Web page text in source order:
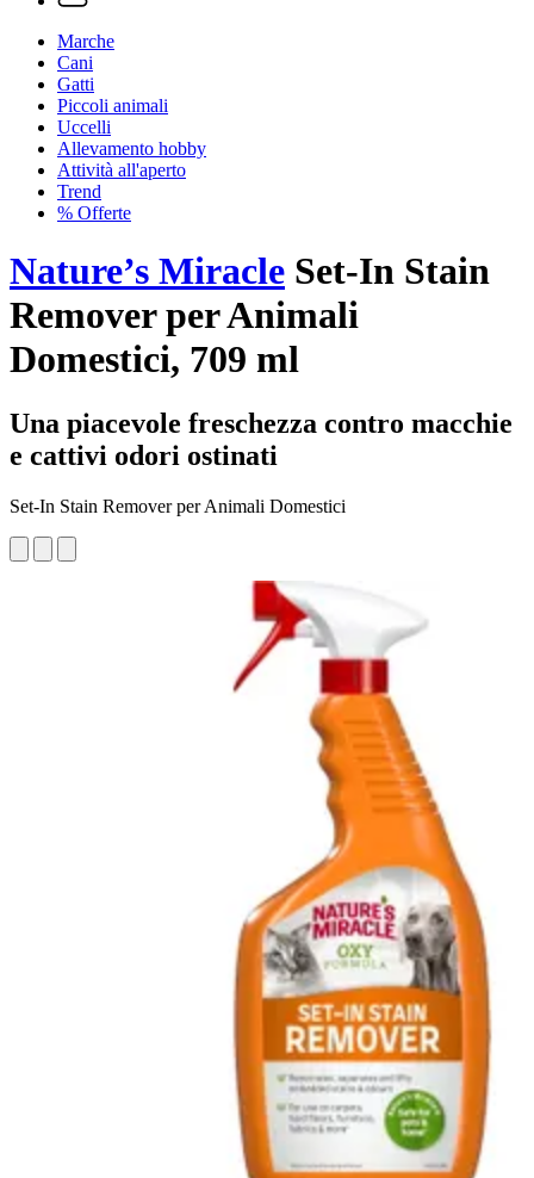
Marche
Cani
Gatti
Piccoli animali
Uccelli
Allevamento hobby
Attività all'aperto
Trend
% Offerte
Nature’s Miracle Set-In Stain
Remover per Animali
Domestici, 709 ml
Una piacevole freschezza contro macchie
e cattivi odori ostinati
Set-In Stain Remover per Animali Domestici